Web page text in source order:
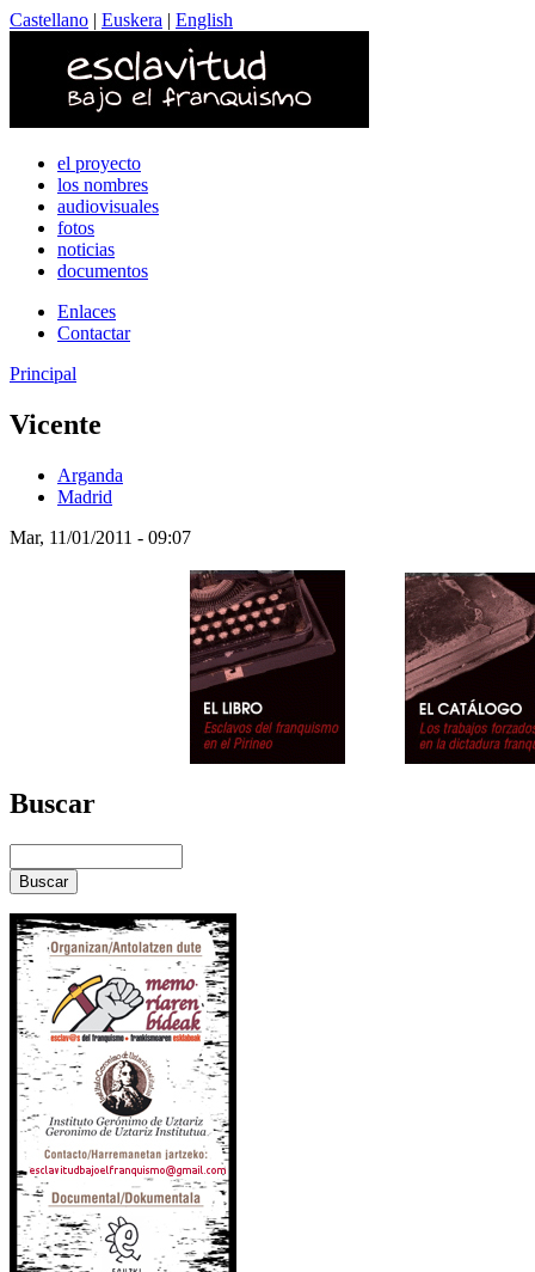
Castellano | Euskera | English
el proyecto
los nombres
audiovisuales
fotos
noticias
documentos
Enlaces
Contactar
Principal
Vicente
Arganda
Madrid
Mar, 11/01/2011 - 09:07
Buscar